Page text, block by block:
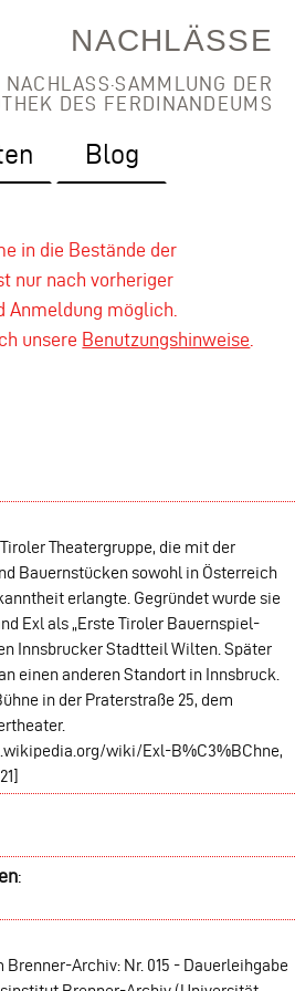
NACHLÄSSE
NACHLASS·SAMMLUNG DER
DES FERDINANDEUMS
Blog
in die Bestände der
nur nach vorheriger
Anmeldung möglich.
unsere Benutzungshinweise
Theatergruppe, die mit der
Bauernstücken sowohl in Österreich
erlangte. Gegründet wurde sie
Exl als „Erste Tiroler Bauernspiel-
Innsbrucker Stadtteil Wilten. Später
einen anderen Standort in Innsbruck.
in der Praterstraße 25, dem
wiki/Exl-B%C3%BChne,
:
Brenner-Archiv: Nr. 015 - Dauerleihgabe